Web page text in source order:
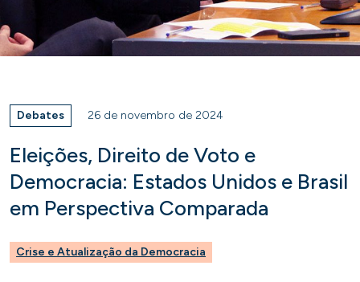
Debates 26 de novembro de 2024
Eleições, Direito de Voto e
Democracia: Estados Unidos e Brasil
em Perspectiva Comparada
Crise e Atualização da Democracia